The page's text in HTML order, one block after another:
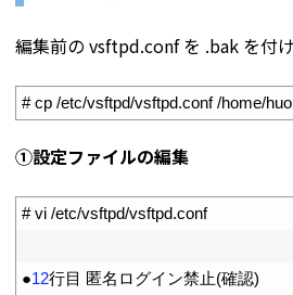
編集前の vsftpd.conf を .bak を付
# cp /etc/vsftpd/vsftpd.conf /home/
①設定ファイルの編集
# vi /etc/vsftpd/vsftpd.conf
●12行目 匿名ログイン禁止(確認)